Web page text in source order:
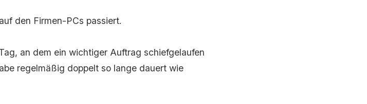
auf den Firmen-PCs passiert.
an dem ein wichtiger Auftrag schiefgelaufen
regelmäßig doppelt so lange dauert wie